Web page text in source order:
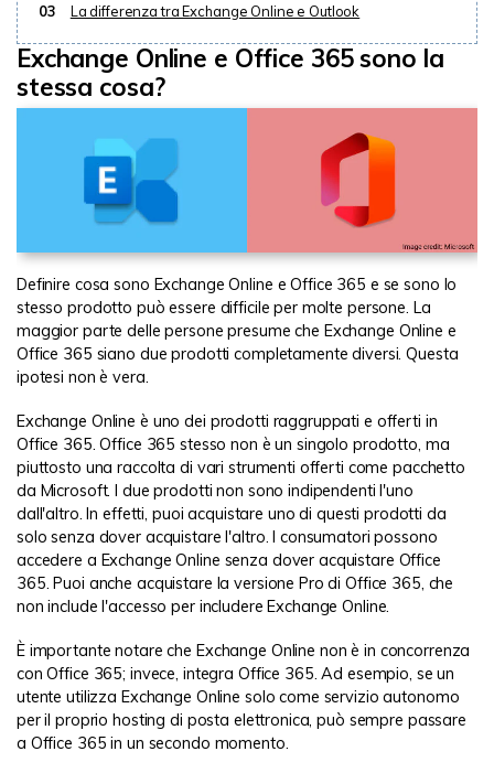
03
La differenza tra Exchange Online e Outlook
Exchange Online e Office 365 sono la
stessa cosa?
Definire cosa sono Exchange Online e Office 365 e se sono lo
stesso prodotto può essere difficile per molte persone. La
maggior parte delle persone presume che Exchange Online e
Office 365 siano due prodotti completamente diversi. Questa
ipotesi non è vera.
Exchange Online è uno dei prodotti raggruppati e offerti in
Office 365. Office 365 stesso non è un singolo prodotto, ma
piuttosto una raccolta di vari strumenti offerti come pacchetto
da Microsoft. I due prodotti non sono indipendenti l'uno
dall'altro. In effetti, puoi acquistare uno di questi prodotti da
solo senza dover acquistare l'altro. I consumatori possono
accedere a Exchange Online senza dover acquistare Office
365. Puoi anche acquistare la versione Pro di Office 365, che
non include l'accesso per includere Exchange Online.
È importante notare che Exchange Online non è in concorrenza
con Office 365; invece, integra Office 365. Ad esempio, se un
utente utilizza Exchange Online solo come servizio autonomo
per il proprio hosting di posta elettronica, può sempre passare
a Office 365 in un secondo momento.